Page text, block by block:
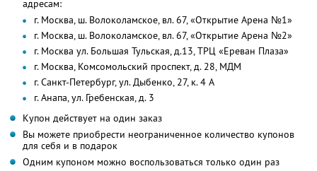
адресам:
г. Москва, ш. Волоколамское, вл. 67, «Открытие Арена №1»
г. Москва, ш. Волоколамское, вл. 67, «Открытие Арена №2»
г. Москва ул. Большая Тульская, д.13, ТРЦ «Ереван Плаза»
г. Москва, Комсомольский проспект, д. 28, МДМ
г. Санкт-Петербург, ул. Дыбенко, 27, к. 4 А
г. Анапа, ул. Гребенская, д. 3
Купон действует на один заказ
Вы можете приобрести неограниченное количество купонов
для себя и в подарок
Одним купоном можно воспользоваться только один раз